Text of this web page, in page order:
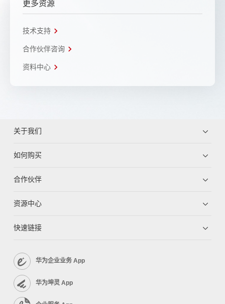
更多资源
技术支持
合作伙伴咨询
资料中心
关于我们
如何购买
合作伙伴
资源中心
快速链接
华为企业业务 App
华为坤灵 App